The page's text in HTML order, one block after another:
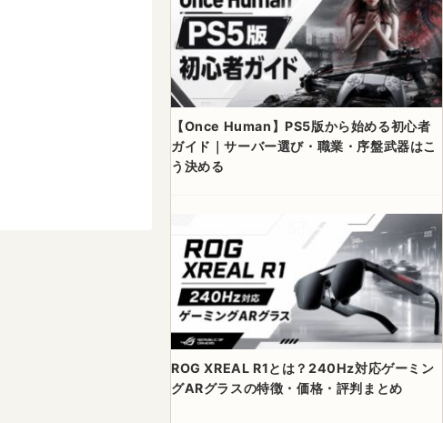
【Once Human】PS5版から始める初心者
ガイド｜サーバー選び・職業・序盤武器はこ
う決める
ROG XREAL R1とは？240Hz対応ゲーミン
グARグラスの特徴・価格・評判まとめ